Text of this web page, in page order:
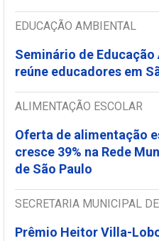
EDUCAÇÃO AMBIENTAL
Seminário de Educação
reúne educadores em
ALIMENTAÇÃO ESCOLAR
Oferta de alimentação
cresce 39% na Rede
de São Paulo
SECRETARIA MUNICIPAL
Prêmio Heitor Villa-